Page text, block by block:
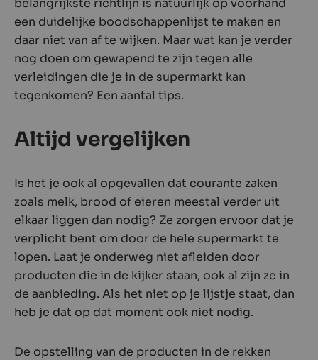
belangrijkste richtlijn is natuurlijk op voorhand
een duidelijke boodschappenlijst te maken en
daar niet van af te wijken. Maar wat kan je verder
nog doen om gewapend te zijn tegen alle
verleidingen die je in de supermarkt kan
tegenkomen? Een aantal tips.
Altijd vergelijken
Is het je ook al opgevallen dat courante zaken
zoals melk, brood of eieren meestal verder uit
elkaar liggen dan nodig? Ze zorgen ervoor dat je
verplicht bent om door de hele supermarkt te
lopen. Laat je onderweg niet afleiden door
producten die in de kijker staan, ook al zijn ze in
de aanbieding. Als het niet op je lijstje staat, dan
heb je dat op dat moment ook niet nodig.
De opstelling van de producten in de rekken